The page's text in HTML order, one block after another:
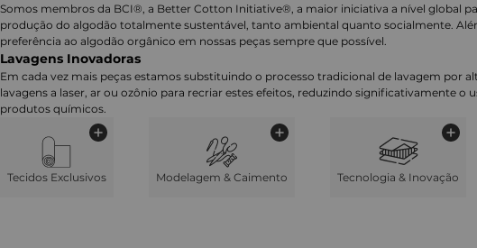
Somos membros da BCI®, a Better Cotton Initiative®, a maior iniciativa a nível global
produção do algodão totalmente sustentável, tanto ambiental quanto socialmente.
preferência ao algodão orgânico em nossas peças sempre que possível.
Lavagens Inovadoras
Em cada vez mais peças estamos substituindo o processo tradicional de lavagem por
lavagens a laser, ar ou ozônio para recriar estes efeitos, reduzindo significativamente o
produtos químicos.
Tecidos Exclusivos Modelagem & Caimento Tecnologia & Inovação